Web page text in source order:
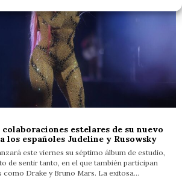
estelares de su nuevo
los españoles Judeline y Rusowsky
este viernes su séptimo álbum de estudio,
de sentir tanto, en el que también participan
como Drake y Bruno Mars. La exitosa…